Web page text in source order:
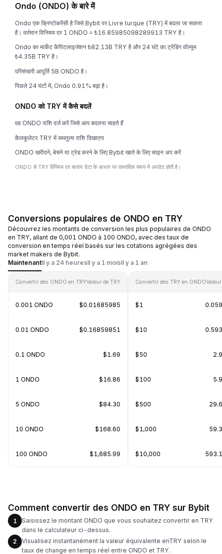
Ondo (ONDO) के बारे में
Ondo एक क्रिप्टोकरेंसी है जिसे Bybit पर Livre turque (TRY) में बदला जा सकता
है। वर्तमान विनिमय दर 1 ONDO = ₺16.85985098289913 TRY है।
Ondo का मार्केट कैपिटलाइजेशन ₺82.13B TRY है और 24 घंटे का ट्रेडिंग वॉल्यूम
₺4.35B TRY है।
परिसंचारी आपूर्ति 5B ONDO है।
पिछले 24 घंटों में, Ondo 0.91% बढ़ा है।
ONDO को TRY में कैसे बदलें
वह ONDO राशि दर्ज करें जिसे आप बदलना चाहते हैं
कैलकुलेटर TRY में समतुल्य राशि दिखाएगा
ONDO खरीदने, बेचने या ट्रेड करने के लिए Bybit खाते के लिए साइन अप करें
ONDO से TRY विनिमय दर बाजार डेटा के आधार पर वास्तविक समय में अपडेट होती है।
Conversions populaires de ONDO en TRY
Découvrez les montants de conversion les plus populaires de ONDO
en TRY, allant de 0,001 ONDO à 100 ONDO, avec des taux de
conversion en temps réel basés sur les cotations agrégées des
market makers de Bybit.
MaintenantIl y a 24 heuresIl y a 1 moisIl y a 1 an
Convertir des ONDO en TRYValeur de TRY
0.001 ONDO $0.01685985
0.01 ONDO $0.16859851
0.1 ONDO $1.69
1 ONDO $16.86
5 ONDO $84.30
10 ONDO $168.60
100 ONDO $1,685.99
Convertir des TRY en ONDO
$1
$10
$50
$100
$500
$1,000
$10,000
Comment convertir des ONDO en TRY sur Bybit
1
Saisissez le montant ONDO que vous souhaitez convertir en TRY
dans le calculateur ci-dessus.
2
Visualisez instantanément la valeur équivalente enTRY selon le
taux de change en temps réel entre ONDO et TRY.